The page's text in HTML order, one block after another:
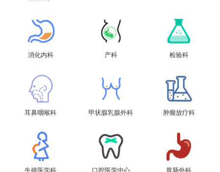
消化内科 产科 检验科
耳鼻咽喉科 甲状腺乳腺外科 肿瘤放疗科
生殖医学科 口腔医学中心 胃肠外科